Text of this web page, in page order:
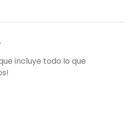
incluye todo lo que